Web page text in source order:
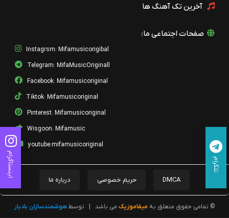
آخرین تک آهنگ ها
صفحات اجتماعی ما:
Instagrsm: Mifamusicorigibal
Telegram: MifaMusicOriginall
Facebook: Mifamusicoriginal
Tiktok: Mifamusicoriginal
Pinterest: Mifamusicoriginal
Wisgoon: Mifamusic
youtube:mifamusicoriginal
DMCA حریم خصوصی درباره ما
© تمامی حقوق متعلق به میفاموزیک می باشد توسطهوشمندسازان بادیار
اینستاگرام تلگرام